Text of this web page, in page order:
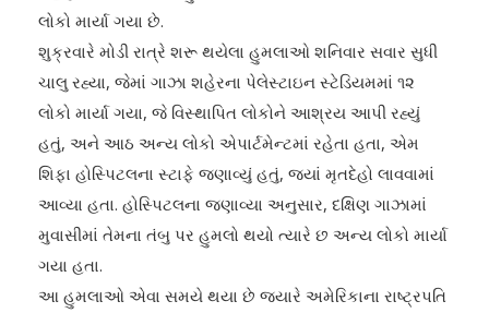
લોકો માર્યા ગયા છે.
શુક્રવારે મોડી રાત્રે શરૂ થયેલા હુમલાઓ શનિવાર સવાર સુધી
ચાલુ રહ્યા, જેમાં ગાઝા શહેરના પેલેસ્ટાઇન સ્ટેડિયમમાં ૧૨
લોકો માર્યા ગયા, જે વિસ્થાપિત લોકોને આશ્રય આપી રહ્યું
હતું, અને આઠ અન્ય લોકો એપાર્ટમેન્ટમાં રહેતા હતા, એમ
શિફા હોસ્પિટલના સ્ટાફે જણાવ્યું હતું, જ્યાં મૃતદેહો લાવવામાં
આવ્યા હતા. હોસ્પિટલના જણાવ્યા અનુસાર, દક્ષિણ ગાઝામાં
મુવાસીમાં તેમના તંબુ પર હુમલો થયો ત્યારે છ અન્ય લોકો માર્યા
ગયા હતા.
આ હુમલાઓ એવા સમયે થયા છે જ્યારે અમેરિકાના રાષ્ટ્રપતિ